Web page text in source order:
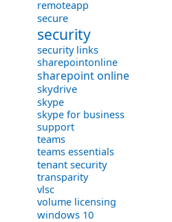
remoteapp
secure
security
security links
sharepointonline
sharepoint online
skydrive
skype
skype for business
support
teams
teams essentials
tenant security
transparity
vlsc
volume licensing
windows 10